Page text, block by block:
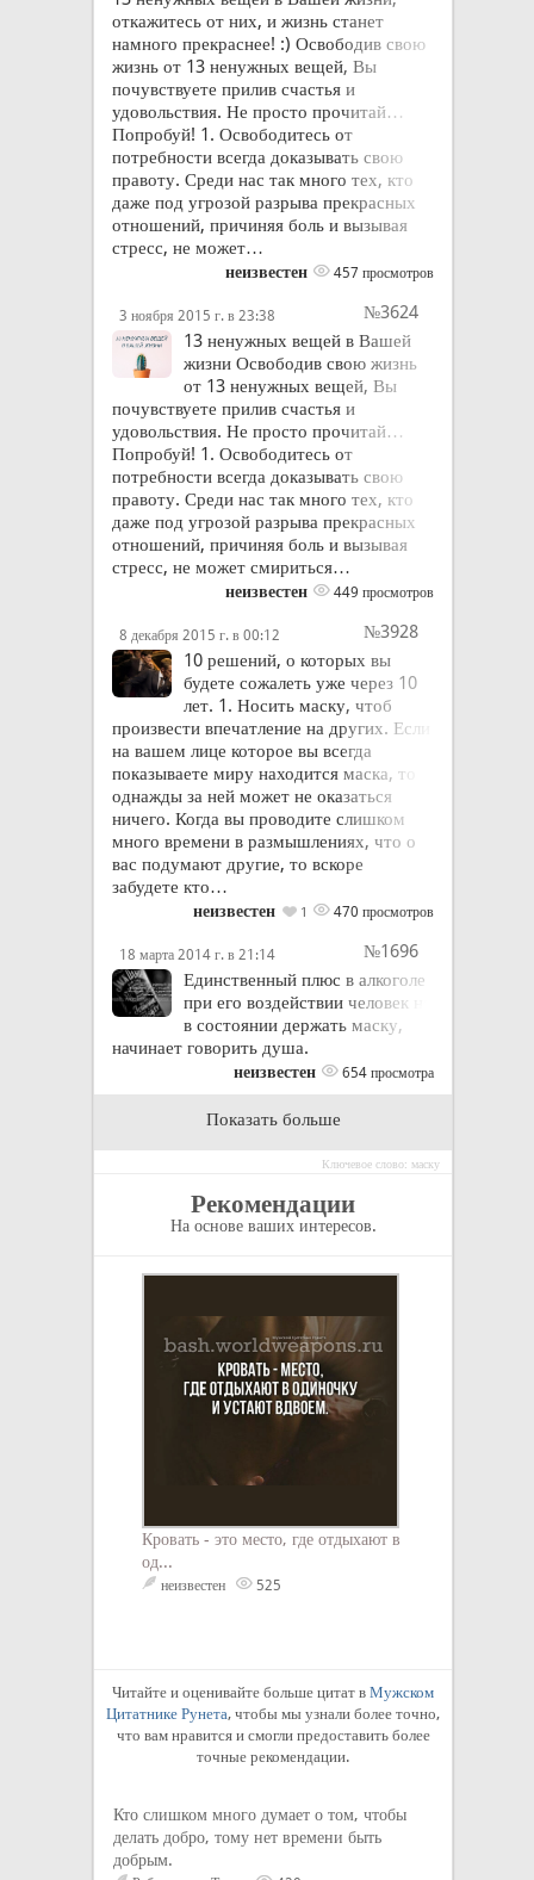
откажитесь от них, и жизнь станет
намного прекраснее! :) Освободив свою
жизнь от 13 ненужных вещей, Вы
почувствуете прилив счастья и
удовольствия. Не просто прочитай…
Попробуй! 1. Освободитесь от
потребности всегда доказывать свою
правоту. Среди нас так много тех, кто
даже под угрозой разрыва прекрасных
отношений, причиняя боль и вызывая
стресс, не может…
неизвестен 457 просмотров
3 ноября 2015 г. в 23:38
№3624
13 ненужных вещей в Вашей
жизни Освободив свою жизнь
от 13 ненужных вещей, Вы
почувствуете прилив счастья и
удовольствия. Не просто прочитай…
Попробуй! 1. Освободитесь от
потребности всегда доказывать свою
правоту. Среди нас так много тех, кто
даже под угрозой разрыва прекрасных
отношений, причиняя боль и вызывая
стресс, не может смириться…
неизвестен 449 просмотров
8 декабря 2015 г. в 00:12
№3928
10 решений, о которых вы
будете сожалеть уже через 10
лет. 1. Носить маску, чтоб
произвести впечатление на других. Если
на вашем лице которое вы всегда
показываете миру находится маска, то
однажды за ней может не оказаться
ничего. Когда вы проводите слишком
много времени в размышлениях, что о
вас подумают другие, то вскоре
забудете кто…
неизвестен 1 470 просмотров
18 марта 2014 г. в 21:14
№1696
Единственный плюс в алкоголе
при его воздействии человек не
в состоянии держать маску,
начинает говорить душа.
неизвестен 654 просмотра
Показать больше
Ключевое слово: маску
Рекомендации
На основе ваших интересов.
Кровать - это место, где отдыхают в
од...
неизвестен 525
Читайте и оценивайте больше цитат в Мужском
Цитатнике Рунета, чтобы мы узнали более точно,
что вам нравится и смогли предоставить более
точные рекомендации.
Кто слишком много думает о том, чтобы
делать добро, тому нет времени быть
добрым.